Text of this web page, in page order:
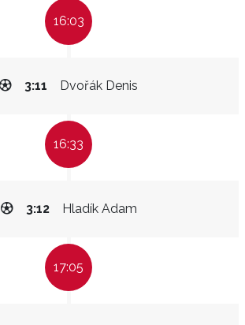
16:03
Dvořák Denis
3:11
16:33
Hladík Adam
3:12
17:05